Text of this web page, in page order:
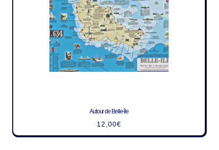
Autour de Belle-île
12,00€